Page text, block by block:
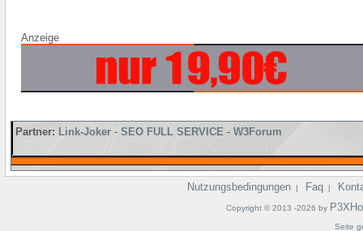
Anzeige
Partner: Link-Joker - SEO FULL SERVICE - W3Forum
Nutzungsbedingungen | Faq |
Copyright © 2013 -2026 by
Seite